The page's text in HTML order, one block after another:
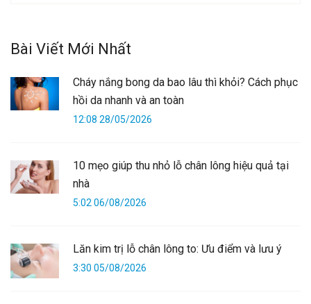
Bài Viết Mới Nhất
Cháy nắng bong da bao lâu thì khỏi? Cách phục
hồi da nhanh và an toàn
12:08 28/05/2026
10 mẹo giúp thu nhỏ lỗ chân lông hiệu quả tại
nhà
5:02 06/08/2026
Lăn kim trị lỗ chân lông to: Ưu điểm và lưu ý
3:30 05/08/2026